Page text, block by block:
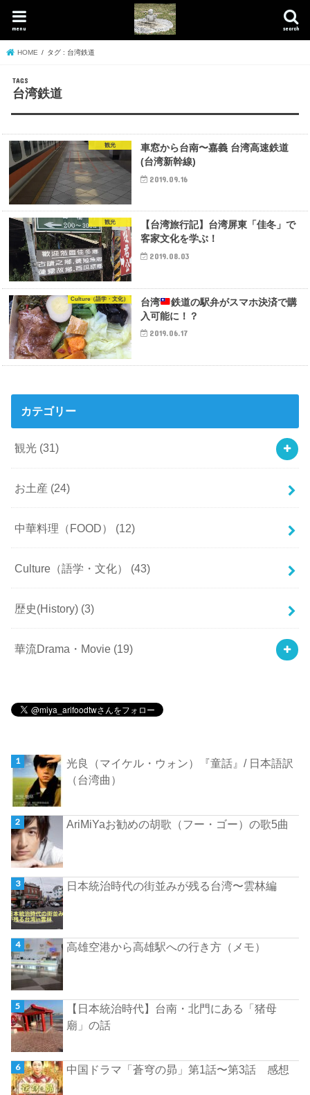
search
menu
HOME タグ : 台湾鉄道
台湾鉄道
観光
車窓から台南〜嘉義 台湾高速鉄道
(台湾新幹線)
2019.09.16
観光
【台湾旅行記】台湾屏東「佳冬」で
客家文化を学ぶ！
2019.08.03
Culture（語学・文化） 台湾
鉄道の駅弁がスマホ決済で購
入可能に！？
2019.06.17
カテゴリー
観光 (31)
お土産 (24)
中華料理（FOOD） (12)
Culture（語学・文化） (43)
歴史(History) (3)
華流Drama・Movie (19)
光良（マイケル・ウォン）『童話』/ 日本語訳
（台湾曲）
AriMiYaお勧めの胡歌（フー・ゴー）の歌5曲
日本統治時代の街並みが残る台湾〜雲林編
高雄空港から高雄駅への行き方（メモ）
【日本統治時代】台南・北門にある「猪母
廟」の話
中国ドラマ「蒼穹の昴」第1話〜第3話 感想